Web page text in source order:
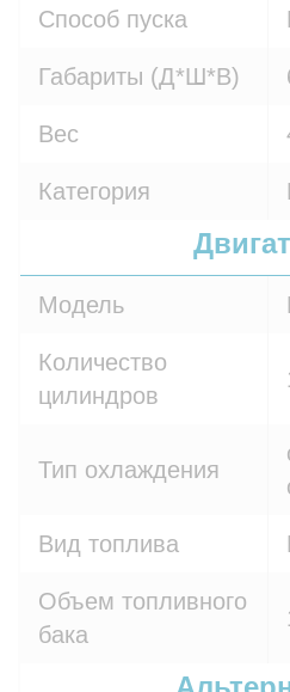
Способ пуска
Габариты (Д*Ш*В)
Вес
Категория
Модель
Количество
цилиндров
Тип охлаждения
Вид топлива
Объем топливного
бака